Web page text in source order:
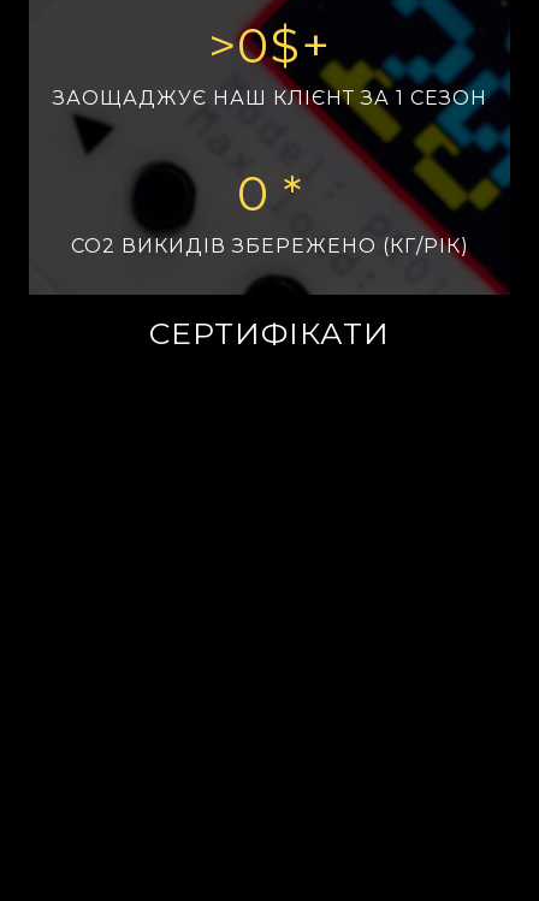
ЗАОЩАДЖУЄ НАШ КЛІЄНТ ЗА 1 СЕЗОН
>0$+
CO2 ВИКИДІВ ЗБЕРЕЖЕНО (КГ/РІК)
0 *
СЕРТИФІКАТИ